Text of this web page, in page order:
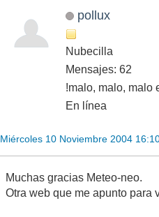
pollux
Nubecilla
Mensajes: 62
!malo, malo, malo
En línea
Miércoles 10 Noviembre 2004
Muchas gracias Meteo-neo.
Otra web que me apunto para